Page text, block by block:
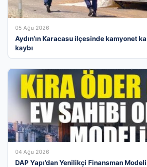
05 Ağu 2026
Aydın’ın Karacasu ilçesinde kamyonet
kaybı
04 Ağu 2026
DAP Yapı’dan Yenilikçi Finansman